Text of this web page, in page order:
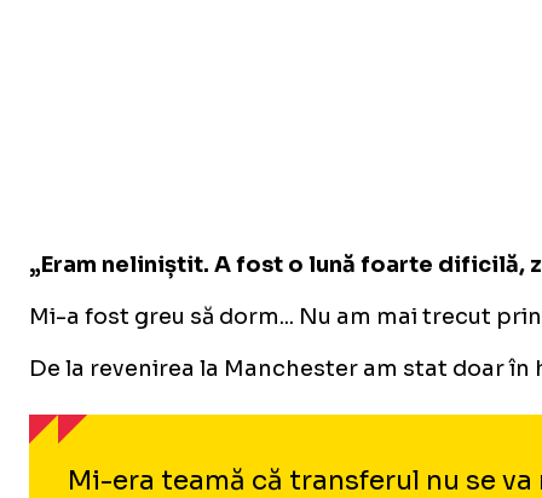
„Eram neliniștit. A fost o lună foarte dificilă,
Mi-a fost greu să dorm... Nu am mai trecut
De la revenirea la Manchester am stat doar
Mi-era teamă că transferul nu se